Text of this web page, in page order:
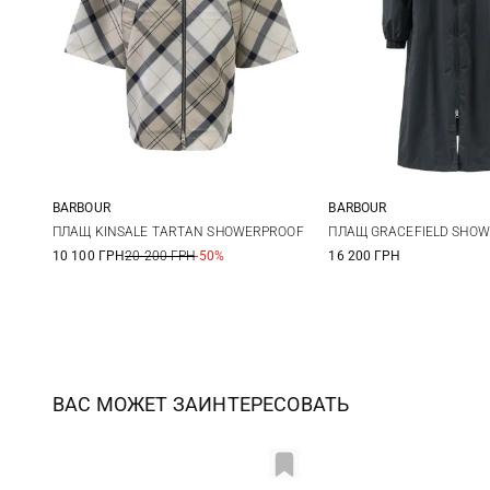
S M
BARBOUR
ПЛАЩ KINSALE TARTAN SHOWERPROOF
10 100 ГРН20 200 ГРН-50%
8 10
BARBOUR
ПЛАЩ GRACEFIELD
16 200 ГРН
ВАС МОЖЕТ ЗАИНТЕРЕСОВАТЬ